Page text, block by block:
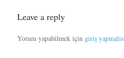
Leave a reply
Yorum yapabilmek için giriş